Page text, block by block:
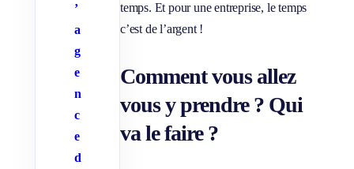
’
a
g
e
n
c
e
d
temps. Et pour une entreprise, le temps
c’est de l’argent !
Comment vous allez
vous y prendre ? Qui
va le faire ?